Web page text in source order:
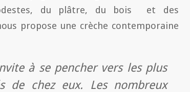
du plâtre, du bois et des
propose une crèche contemporaine
à se pencher vers les plus
de chez eux. Les nombreux